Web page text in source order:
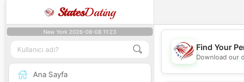
StatesDating
New York 2026-08-08 11:23
Ana Sayfa
💖
Find Your
Download our